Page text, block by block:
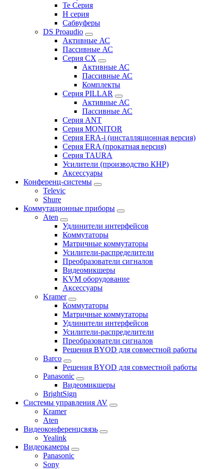
Te Серия
H серия
Сабвуферы
DS Proaudio
Активные АС
Пассивные АС
Серия CX
Активные АС
Пассивные АС
Комплекты
Серия PILLAR
Активные АС
Пассивные АС
Серия ANT
Серия MONITOR
Серия ERA-i (инсталляционная версия)
Серия ERA (прокатная версия)
Серия TAURA
Усилители (производство КНР)
Аксессуары
Конференц-системы
Televic
Shure
Коммутационные приборы
Aten
Удлинители интерфейсов
Коммутаторы
Матричные коммутаторы
Усилители-распределители
Преобразователи сигналов
Видеомикшеры
KVM оборудование
Аксессуары
Kramer
Коммутаторы
Матричные коммутаторы
Удлинители интерфейсов
Усилители-распределители
Преобразователи сигналов
Решения BYOD для совместной работы
Barco
Решения BYOD для совместной работы
Panasonic
Видеомикшеры
BrightSign
Системы управления AV
Kramer
Aten
Видеоконференцсвязь
Yealink
Видеокамеры
Panasonic
Sony